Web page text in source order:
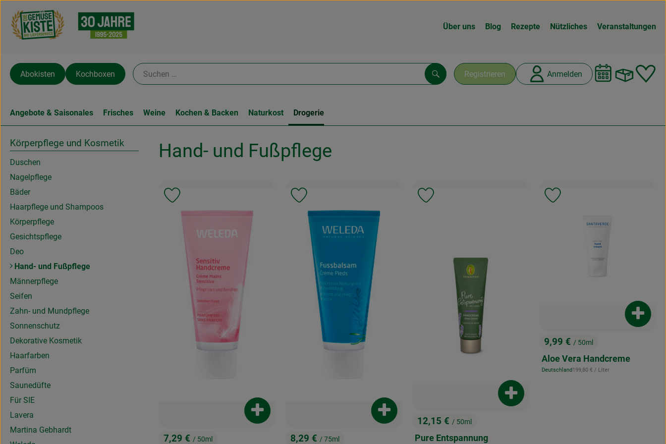
Über uns Blog Rezepte Nützliches Veranstaltungen
Registrieren Anmelden
Suchen
Abokisten Kochboxen
Angebote & Saisonales Frisches Weine Kochen & Backen Naturkost Drogerie
Körperpflege und Kosmetik
Duschen
Nagelpflege
Bäder
Haarpflege und Shampoos
Körperpflege
Gesichtspflege
Deo
Hand- und Fußpflege
Männerpflege
Seifen
Zahn- und Mundpflege
Sonnenschutz
Dekorative Kosmetik
Haarfarben
Parfüm
Saunedüfte
Für SIE
Lavera
Martina Gebhardt
Hand- und Fußpflege
7,29 € / 50ml
Produkt zum Warenkorb hinzufügen
, Verband:
Produkt zu Favouriten hinzufügen
8,29 € / 75ml
Produkt zum Warenkorb hinzufügen
Produkt zu Favouriten hinzufügen
, Preis:
12,15 € / 50ml
Pure Entspannung
Produkt zum Warenkorb hinzufügen
Produkt zu Favouriten hinzufügen
, Preis:
9,99 € / 50ml
Aloe Vera Handcreme
, Herkunft:
Deutschland, Referenzpreis:
199,80 € / Liter